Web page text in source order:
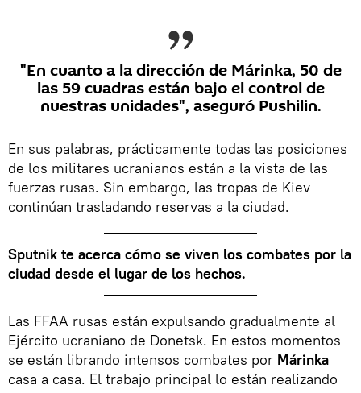
"En cuanto a la dirección de Márinka, 50 de
las 59 cuadras están bajo el control de
nuestras unidades", aseguróPushilin.
En sus palabras, prácticamente todas las posiciones
de los militares ucranianos están a la vista de las
fuerzas rusas. Sin embargo, las tropas de Kiev
continúan trasladando reservas a la ciudad.
Sputnik te acerca cómo se viven los combates por la
ciudad desde el lugar de los hechos.
Las FFAA rusas están expulsando gradualmente al
Ejército ucraniano de Donetsk. En estos momentos
se están librando intensos combates por Márinka
casa a casa. El trabajo principal lo están realizando